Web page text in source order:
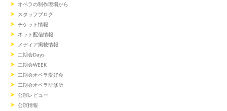
オペラの制作現場から
スタッフブログ
チケット情報
ネット配信情報
メディア掲載情報
二期会Days
二期会WEEK
二期会オペラ愛好会
二期会オペラ研修所
公演レビュー
公演情報